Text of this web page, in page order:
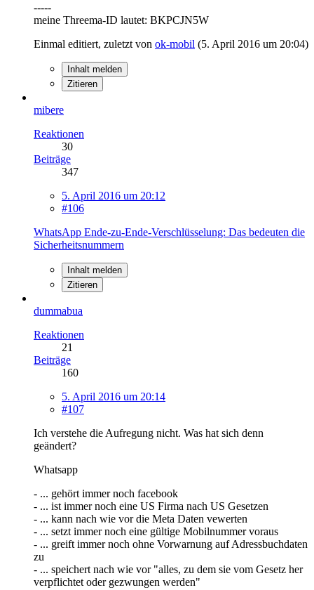
-----
meine Threema-ID lautet: BKPCJN5W
Einmal editiert, zuletzt von ok-mobil (5. April 2016 um 20:04)
Inhalt melden
Zitieren
mibere
Reaktionen
30
Beiträge
347
5. April 2016 um 20:12
#106
WhatsApp Ende-zu-Ende-Verschlüsselung: Das bedeuten die
Sicherheitsnummern
Inhalt melden
Zitieren
dummabua
Reaktionen
21
Beiträge
160
5. April 2016 um 20:14
#107
Ich verstehe die Aufregung nicht. Was hat sich denn
geändert?
Whatsapp
- ... gehört immer noch facebook
- ... ist immer noch eine US Firma nach US Gesetzen
- ... kann nach wie vor die Meta Daten vewerten
- ... setzt immer noch eine gültige Mobilnummer voraus
- ... greift immer noch ohne Vorwarnung auf Adressbuchdaten
zu
- ... speichert nach wie vor "alles, zu dem sie vom Gesetz her
verpflichtet oder gezwungen werden"